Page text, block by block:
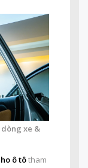
xe &
ô tôtham